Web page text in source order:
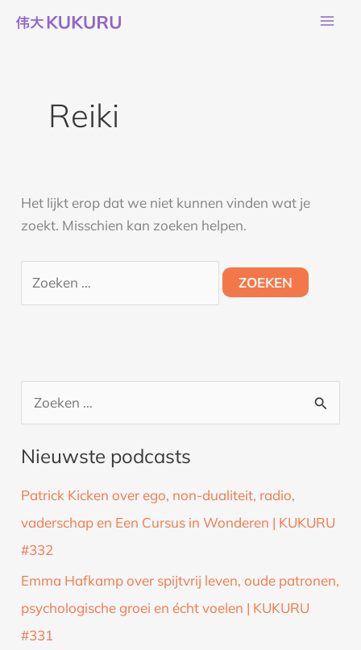
naar
Reiki
Het lijkt erop dat we niet kunnen vinden wat je
zoekt. Misschien kan zoeken helpen.
naar:
e
k
a
Nieuwste podcasts
Patrick Kicken over ego, non-dualiteit, radio,
vaderschap en Een Cursus in Wonderen | KUKURU
#332
Emma Hafkamp over spijtvrij leven, oude patronen,
psychologische groei en écht voelen | KUKURU
#331